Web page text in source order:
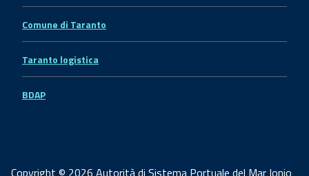
Comune di Taranto
Taranto logistica
BDAP